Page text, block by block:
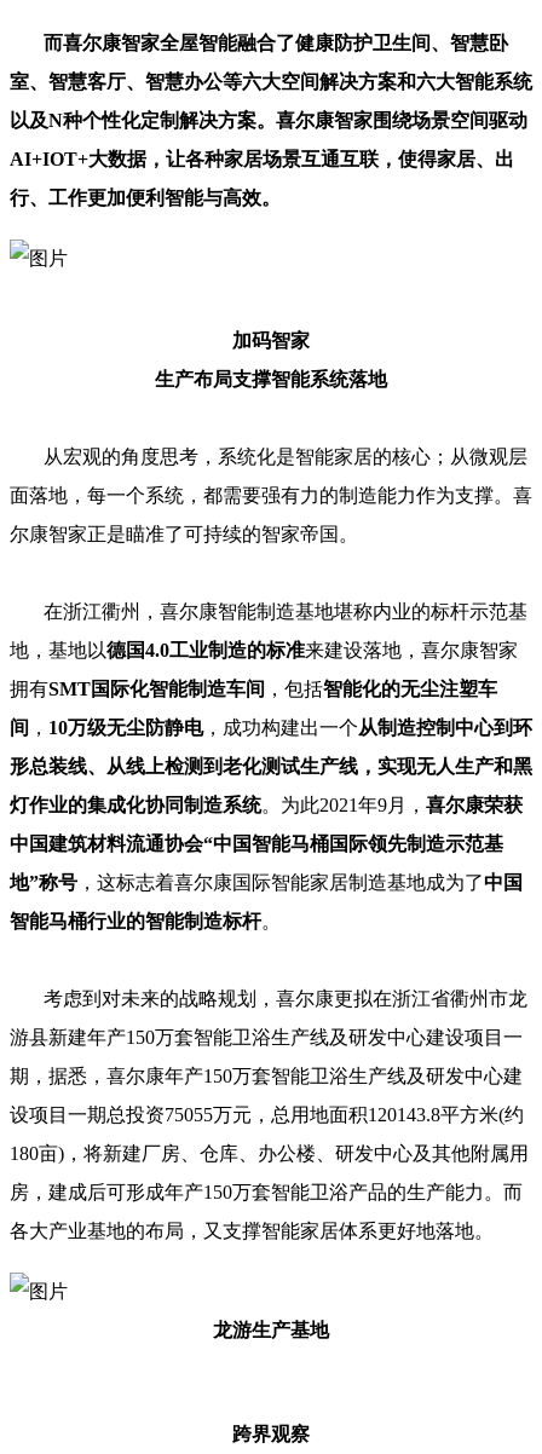
而喜尔康智家全屋智能融合了健康防护卫生间、智慧卧
室、智慧客厅、智慧办公等六大空间解决方案和六大智能系统
以及N种个性化定制解决方案。喜尔康智家围绕场景空间驱动
AI+IOT+大数据，让各种家居场景互通互联，使得家居、出
行、工作更加便利智能与高效。
加码智家
生产布局支撑智能系统落地
从宏观的角度思考，系统化是智能家居的核心；从微观层
面落地，每一个系统，都需要强有力的制造能力作为支撑。喜
尔康智家正是瞄准了可持续的智家帝国。
在浙江衢州，喜尔康智能制造基地堪称内业的标杆示范基
地，基地以德国4.0工业制造的标准来建设落地，喜尔康智家
拥有SMT国际化智能制造车间 ，包括智能化的无尘注塑车
间 ， 10万级无尘防静电，成功构建出一个从制造控制中心到环
形总装线、从线上检测到老化测试生产线，实现无人生产和黑
灯作业的集成化协同制造系统。为此2021年9月， 喜尔康荣获
中国建筑材料流通协会“中国智能马桶国际领先制造示范基
地”称号 ，这标志着喜尔康国际智能家居制造基地成为了中国
智能马桶行业的智能制造标杆。
考虑到对未来的战略规划，喜尔康更拟在浙江省衢州市龙
游县新建年产150万套智能卫浴生产线及研发中心建设项目一
期，据悉，喜尔康年产150万套智能卫浴生产线及研发中心建
设项目一期总投资75055万元，总用地面积120143.8平方米(约
180亩)，将新建厂房、仓库、办公楼、研发中心及其他附属用
房，建成后可形成年产150万套智能卫浴产品的生产能力。而
各大产业基地的布局，又支撑智能家居体系更好地落地。
龙游生产基地
跨界观察